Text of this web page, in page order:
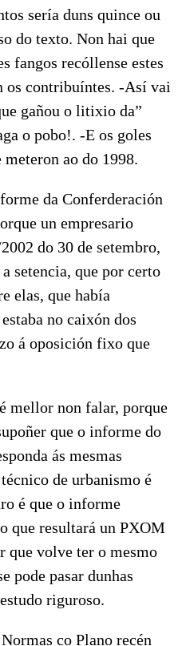
sería duns quince ou
do texto. Non hai que
fangos recóllense estes
os contribuíntes. -Así vai
gañou o litixio da”
o pobo!. -E os goles
ao do 1998.
da Conferderación
un empresario
do 30 de setembro,
setencia, que por certo
elas, que había
no caixón dos
á oposición fixo que
mellor non falar, porque
que o informe do
ás mesmas
de urbanismo é
é que o informe
que resultará un PXOM
que volve ter o mesmo
pode pasar dunhas
riguroso.
co Plano recén